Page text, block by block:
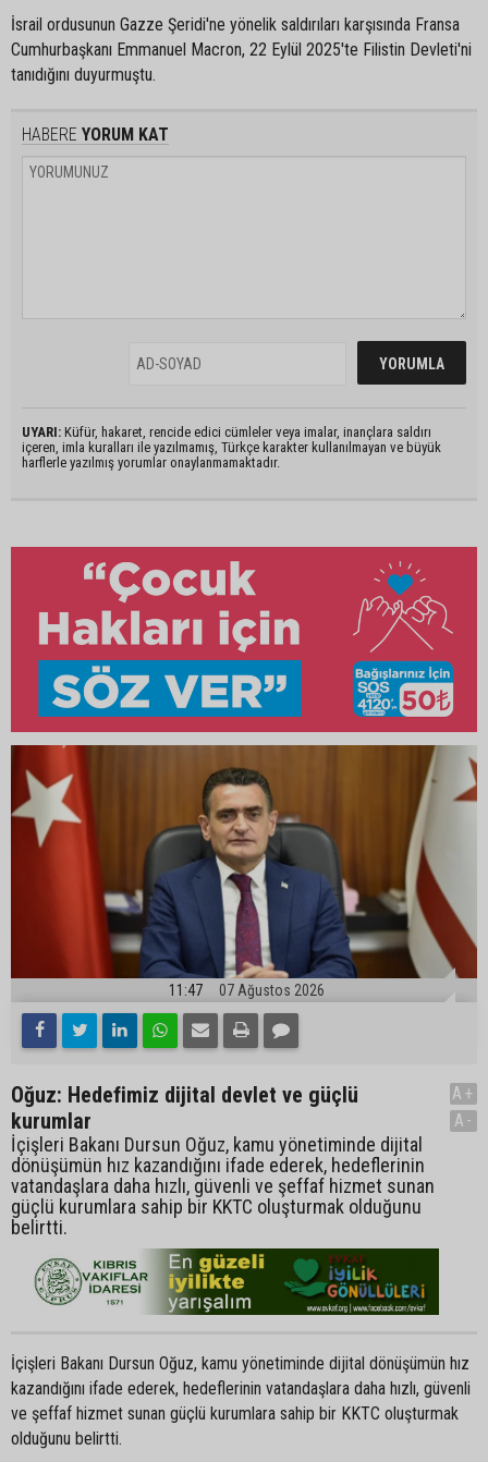
İsrail ordusunun Gazze Şeridi'ne yönelik saldırıları karşısında Fransa
Cumhurbaşkanı Emmanuel Macron, 22 Eylül 2025'te Filistin Devleti'ni
tanıdığını duyurmuştu.
HABERE YORUM KAT
UYARI: Küfür, hakaret, rencide edici cümleler veya imalar, inançlara saldırı
içeren, imla kuralları ile yazılmamış, Türkçe karakter kullanılmayan ve büyük
harflerle yazılmış yorumlar onaylanmamaktadır.
11:47 07 Ağustos 2026
Oğuz: Hedefimiz dijital devlet ve güçlü
kurumlar
İçişleri Bakanı Dursun Oğuz, kamu yönetiminde dijital
dönüşümün hız kazandığını ifade ederek, hedeflerinin
vatandaşlara daha hızlı, güvenli ve şeffaf hizmet sunan
güçlü kurumlara sahip bir KKTC oluşturmak olduğunu
belirtti.
A+
A-
İçişleri Bakanı Dursun Oğuz, kamu yönetiminde dijital dönüşümün hız
kazandığını ifade ederek, hedeflerinin vatandaşlara daha hızlı, güvenli
ve şeffaf hizmet sunan güçlü kurumlara sahip bir KKTC oluşturmak
olduğunu belirtti.